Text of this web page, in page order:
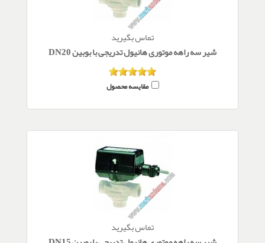
تماس بگیرید
شیر سه راهه موتوری هانیول تدریجی با بوبین DN20
مقایسه محصول
تماس بگیرید